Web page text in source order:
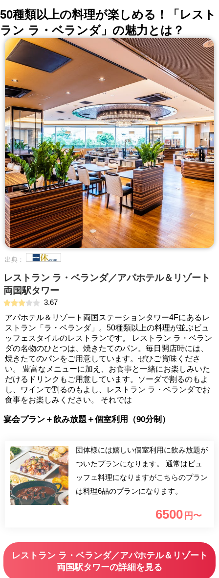
50種類以上の料理が楽しめる！「レスト
ラン ラ・ベランダ」の魅力とは？
出典：
レストラン ラ・ベランダ／アパホテル＆リゾート
両国駅タワー
3.67
アパホテル＆リゾート両国ステーションタワー4Fにあるレ
ストラン「ラ・ベランダ」。50種類以上の料理が並ぶビュ
ッフェスタイルのレストランです。 レストラン ラ・ベラン
ダの名物のひとつは、焼きたてのパン。毎日開店時には、
焼きたてのパンをご用意しています。ぜひご賞味くださ
い。 豊富なメニューに加え、お食事と一緒にお楽しみいた
だけるドリンクもご用意しています。ソーダで割るのもよ
し、ワインで割るのもよし、レストラン ラ・ベランダでお
食事をお楽しみください。 それでは
宴会プラン＋飲み放題＋個室利用（90分制）
団体様には嬉しい個室利用に飲み放題が
ついたプランになります。 通常はビュ
ッフェ料理になりますがこちらのプラン
は料理6品のプランになります。
6500 円〜
レストラン ラ・ベランダ／アパホテル＆リゾート
両国駅タワーの詳細を見る